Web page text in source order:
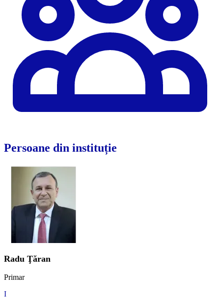
Persoane din instituție
Radu Ţăran
Primar
I